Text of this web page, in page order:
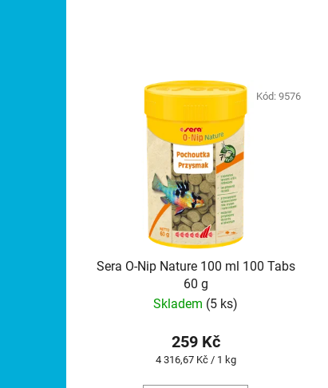
Sera O-Nip Nature 100 ml 100 Tabs
60 g
Skladem (5 ks)
259 Kč
Měrná
4 316,67 Kč / 1 kg
Kód: 9576